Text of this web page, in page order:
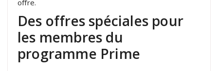
offre.
Des offres spéciales pour
les membres du
programme Prime